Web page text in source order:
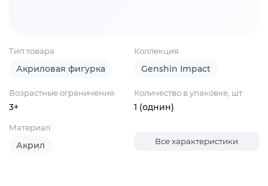
Тип товара
Акриловая фигурка
Коллекция
Genshin Impact
Возрастные ограничения
3+
Количество в упаковке, шт
1 (однин)
Материал
Акрил Все характеристики